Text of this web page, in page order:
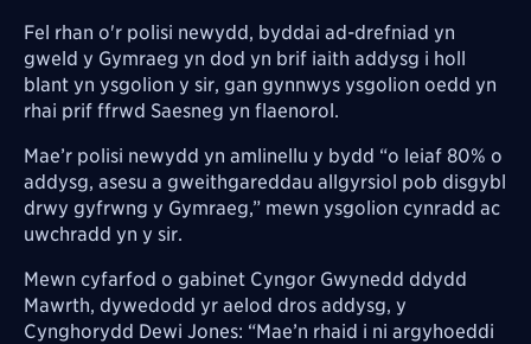
Fel rhan o'r polisi newydd, byddai ad-drefniad yn
gweld y Gymraeg yn dod yn brif iaith addysg i holl
blant yn ysgolion y sir, gan gynnwys ysgolion oedd yn
rhai prif ffrwd Saesneg yn flaenorol.
Mae’r polisi newydd yn amlinellu y bydd “o leiaf 80% o
addysg, asesu a gweithgareddau allgyrsiol pob disgybl
drwy gyfrwng y Gymraeg,” mewn ysgolion cynradd ac
uwchradd yn y sir.
Mewn cyfarfod o gabinet Cyngor Gwynedd ddydd
Mawrth, dywedodd yr aelod dros addysg, y
Cynghorydd Dewi Jones: “Mae’n rhaid i ni argyhoeddi